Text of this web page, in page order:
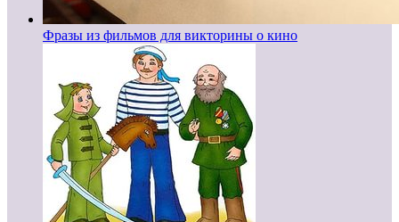
Фразы из фильмов для викторины о кино